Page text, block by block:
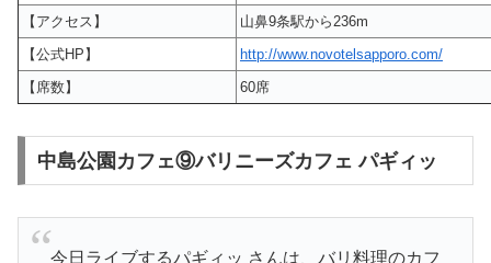
【アクセス】
山鼻9条駅から236m
【公式HP】
http://www.novotelsapporo.com/
【席数】
60席
中島公園カフェ⑨バリニーズカフェ パギィッ
今日ライブするパギィッ さんは、バリ料理のカフ